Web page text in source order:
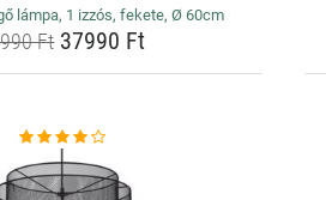
lámpa, 1 izzós, fekete, Ø 60cm
Ft37990 Ft